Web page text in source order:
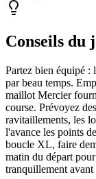
Conseils du
Partez bien équipé :
par beau temps.
maillot Mercier
course. Prévoyez
ravitaillements, les
l'avance les points
boucle XL, faire
matin du départ
tranquillement avant